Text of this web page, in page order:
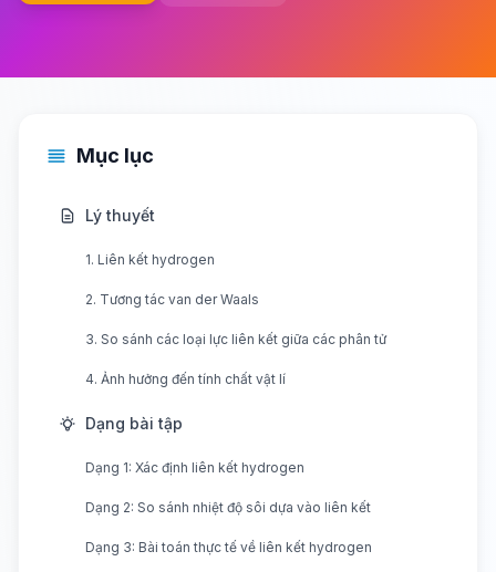
Mục lục
Lý thuyết
1. Liên kết hydrogen
2. Tương tác van der Waals
3. So sánh các loại lực liên kết giữa các phân tử
4. Ảnh hưởng đến tính chất vật lí
Dạng bài tập
Dạng 1: Xác định liên kết hydrogen
Dạng 2: So sánh nhiệt độ sôi dựa vào liên kết
Dạng 3: Bài toán thực tế về liên kết hydrogen